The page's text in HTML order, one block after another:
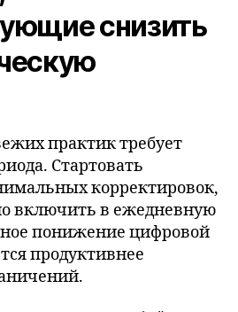
снизить
практик требует
Стартовать
корректировок,
включить в ежедневную
понижение цифровой
продуктивнее